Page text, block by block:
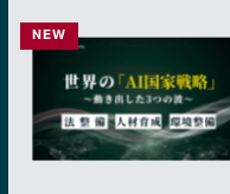
NEW
NEW